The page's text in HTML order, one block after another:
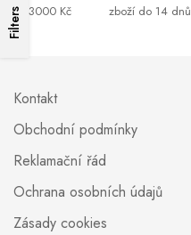
Filters 3000 Kč
zboží do 14 dnů
Kontakt
Obchodní podmínky
Reklamační řád
Ochrana osobních údajů
Zásady cookies